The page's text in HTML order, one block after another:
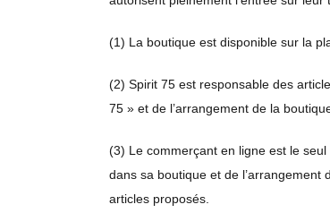
(1) La boutique est disponible sur la
(2) Spirit 75 est responsable des
75 » et de l’arrangement de la
(3) Le commerçant en ligne est le
dans sa boutique et de
articles proposés.